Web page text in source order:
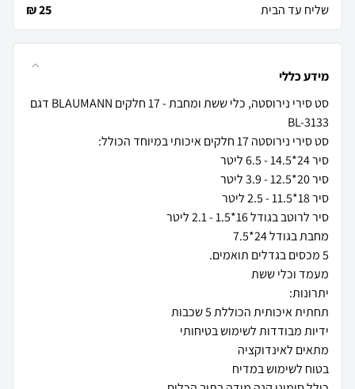
שליח עד הבית
25 ₪
מידע כללי
סט סירי נירוסטה, כלי ששת ומחבת - 17 חלקים BLAUMANN​ דגם